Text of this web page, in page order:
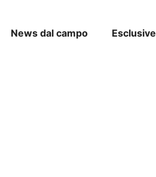
News dal campo Esclusive